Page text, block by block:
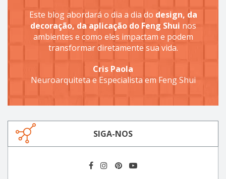
Este blog abordará o dia a dia do design, da
decoração, da aplicação do Feng Shui nos
ambientes e como eles impactam e podem
transformar diretamente sua vida.
Cris Paola
Neuroarquiteta e Especialista em Feng Shui
SIGA-NOS